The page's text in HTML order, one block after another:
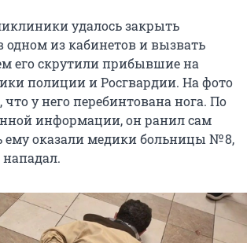
удалось закрыть
одном из кабинетов и вызвать
его скрутили прибывшие на
полиции и Росгвардии. На фото
у него перебинтована нога. По
информации, он ранил сам
ему оказали медики больницы № 8,